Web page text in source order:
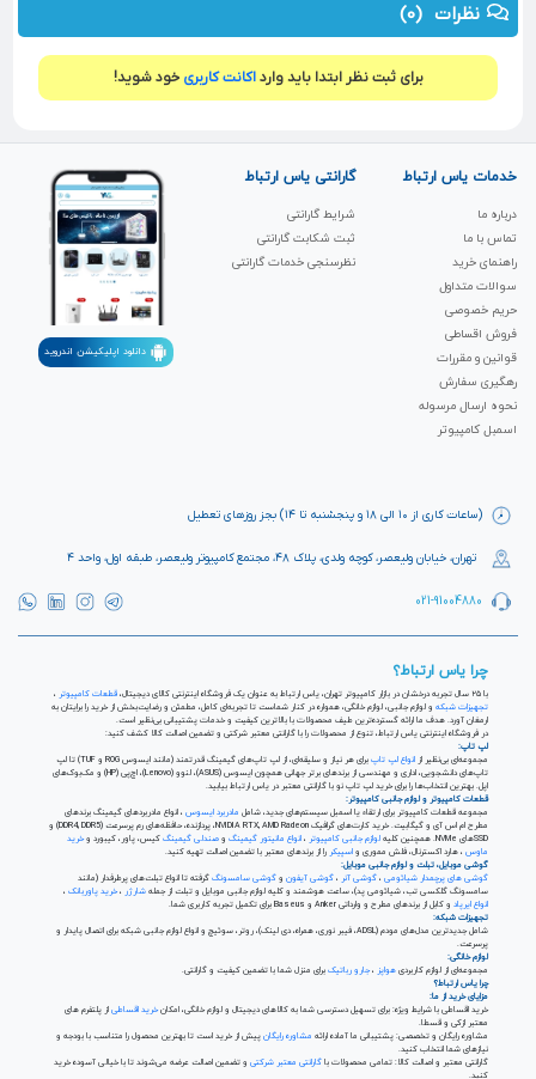
نظرات (0)
برای ثبت نظر ابتدا باید وارداکانت کاربری خود شوید!
(ساعات کاری از ۱۰ الی ۱۸ و پنجشنبه تا ۱۴) بجز روزهای تعطیل
تهران، خیابان ولیعصر، کوچه ولدی، پلاک ۴۸، مجتمع کامپیوتر ولیعصر، طبقه اول، واحد ۴
021-91004880
خدمات یاس ارتباط
درباره ما
تماس با ما
راهنمای خرید
سوالات متداول
حریم خصوصی
فروش اقساطی
قوانین و مقررات
رهگیری سفارش
نحوه ارسال مرسوله
اسمبل کامپیوتر
گارانتی یاس ارتباط
شرایط گارانتی
ثبت شکابت‌ گارانتی
نظرسنجی خدمات گارانتی
دانلود اپلیکیشن اندروید
چرا یاس ارتباط؟
با ۲۵ سال تجربه درخشان در بازار کامپیوتر تهران، یاس ارتباط به عنوان یک فروشگاه اینترنتی کالای دیجیتال، قطعات کامپیوتر
تجهیزات شبکه
و لوازم جانبی، لوازم خانگی، همواره در کنار شماست تا تجربه‌ای کامل، مطمئن و رضایت‌بخش از خرید را برایتان به
ارمغان آورد. هدف ما ارائه گسترده‌ترین طیف محصولات با بالاترین کیفیت و خدمات پشتیبانی بی‌نظیر است.
در فروشگاه اینترنتی یاس ارتباط، تنوع از محصولات را با گارانتی معتبر شرکتی و تضمین اصالت کالا کشف کنید:
لپ تاپ:
مجموعه‌ای بی‌نظیر از انواع لپ تاپ
برای هر نیاز و سلیقه‌ای، از لپ تاپ‌های گیمینگ قدرتمند (مانند ایسوس ROG و TUF) تا لپ
تاپ‌های دانشجویی، اداری و مهندسی از برندهای برتر جهانی همچون ایسوس (ASUS)، لنوو (Lenovo)، اچ‌پی (HP) و مک‌بوک‌های
اپل. بهترین انتخاب‌ها را برای خرید لپ تاپ نو با گارانتی معتبر در یاس ارتباط بیابید.
قطعات کامپیوتر و لوازم جانبی کامپیوتر:
مجموعه قطعات کامپیوتر برای ارتقاء یا اسمبل سیستم‌های جدید، شامل مادربرد ایسوس ، انواع مادربردهای گیمینگ برندهای
مطرح ام اس آی و گیگابیت. خرید کارت‌های گرافیک NVIDIA RTX, AMD Radeon، پردازنده‌، حافظه‌های رم پرسرعت (DDR4, DDR5) و
SSDهای NVMe. همچنین کلیه
لوازم جانبی کامپیوتر انواع مانیتور گیمینگ صندلی گیمینگ
خرید
ماوس
اسپیکر
گوشی موبایل، تبلت و لوازم جانبی موبایل:
گوشی های پرچمدار شیائومی گوشی آنر گوشی آیفون گوشی سامسونگ گرفته تا انواع تبلت‌های پرطرفدار (مانند
سامسونگ گلکسی تب، شیائومی پد)، ساعت هوشمند و کلیه لوازم جانبی موبایل و تبلت از جمله شارژر خرید پاوربانک
انواع ایرپاد
تجهیزات شبکه:
شامل جدیدترین مدل‌های مودم (ADSL، فیبر نوری، همراه، دی لینک)، روتر، سوئیچ و انواع لوازم جانبی شبکه برای اتصال پایدار و
پرسرعت.
لوازم خانگی:
مجموعه‌ای از لوازم کاربردی هواپز جارو رباتیک
چرا یاس ارتباط؟
مزایای خرید از ما:
خرید اقساطی با شرایط ویژه: برای تسهیل دسترسی شما به کالاهای دیجیتال و لوازم خانگی، امکانخرید اقساطی از پلتفرم های
معتبر ازکی و قسطا.
مشاوره رایگان و تخصصی: پشتیبانی ما آماده ارائه مشاوره رایگان پیش از خرید است تا بهترین محصول را متناسب با بودجه و
نیازهای شما انتخاب کنید.
گارانتی معتبر و اصالت کالا: تمامی محصولات با گارانتی معتبر شرکتی و تضمین اصالت عرضه می‌شوند تا با خیالی آسوده خرید
کنید.